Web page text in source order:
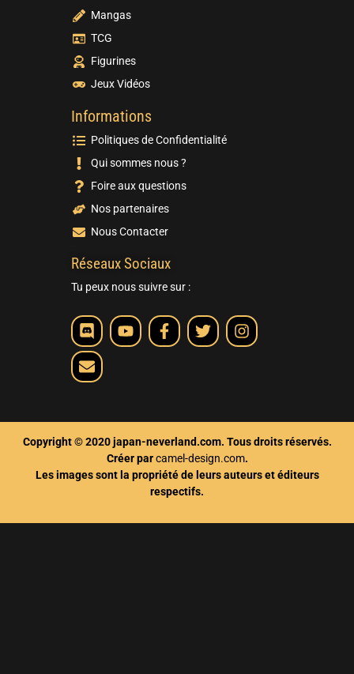
Mangas
TCG
Figurines
Jeux Vidéos
Informations
Politiques de Confidentialité
Qui sommes nous ?
Foire aux questions
Nos partenaires
Nous Contacter
Réseaux Sociaux
Tu peux nous suivre sur :
Copyright © 2020 japan-neverland.com. Tous droits réservés.
Créer parcamel-design.com.
Les images sont la propriété de leurs auteurs et éditeurs
respectifs.